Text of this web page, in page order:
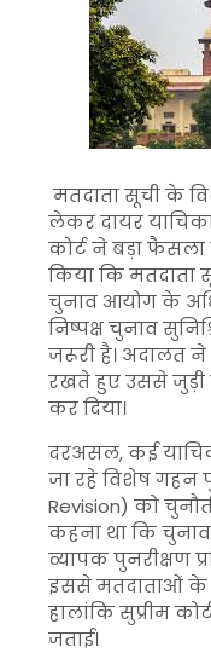
मतदाता सूची के
लेकर दायर
कोर्ट ने बड़ा फैसला
किया कि मतदाता
चुनाव आयोग के
निष्पक्ष चुनाव
जरूरी है। अदालत
रखते हुए उससे जुड़ी
कर दिया।
दरअसल, कई
जा रहे विशेष गहन
Revision) को
कहना था कि
व्यापक पुनरीक्षण
इससे मतदाताओं के
हालांकि सुप्रीम
जताई।